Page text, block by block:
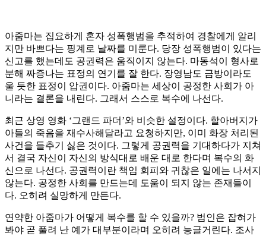
아줌마는 집요하게 혼자 성폭행범을 추적하여 경찰에게 알리
지만 바쁘다는 핑계로 날짜를 미룬다. 당장 성폭행범이 있다는
신고를 했는데도 공권력은 움직이지 않는다. 마동석이 형사로
분해 짜증나는 표정의 연기를 잘 한다. 장영남도 금방이라도
울 듯한 표정이 압권이다. 아줌마는 세상이 공정한 사회가 아
니라는 결론을 내린다. 그래서 스스로 복수에 나선다.
최근 상영 영화 ‘그랜드 파더’와 비슷한 설정이다. 할아버지가
아들의 죽음을 재수사해달라고 요청하지만, 이미 화장 처리된
사건을 들추기 싫은 것이다. 그렇게 공권력을 기대하다가 지쳐
서 결국 자신이 자신의 방식대로 배운 대로 한다며 복수의 화
신으로 나선다. 공권력이란 책임 회피와 귀찮은 일에는 나서지
않는다. 공정한 사회를 만드는데 도움이 되지 않는 존재들이
다. 오히려 실망하게 만든다.
연약한 아줌마가 어떻게 복수를 할 수 있을까? 범인은 잡혀가
봐야 곧 풀려 난 예가 대부분이라며 오히려 능글거린다. 조사